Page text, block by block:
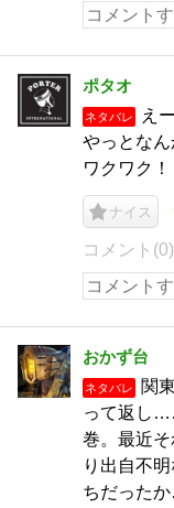
ポタオ
ネタバレ
え
やっとなん
ワクワク！
ナイス
コメント(0)
おかず台
ネタバレ
関
って返し
巻。最近
り出自不
ちだった